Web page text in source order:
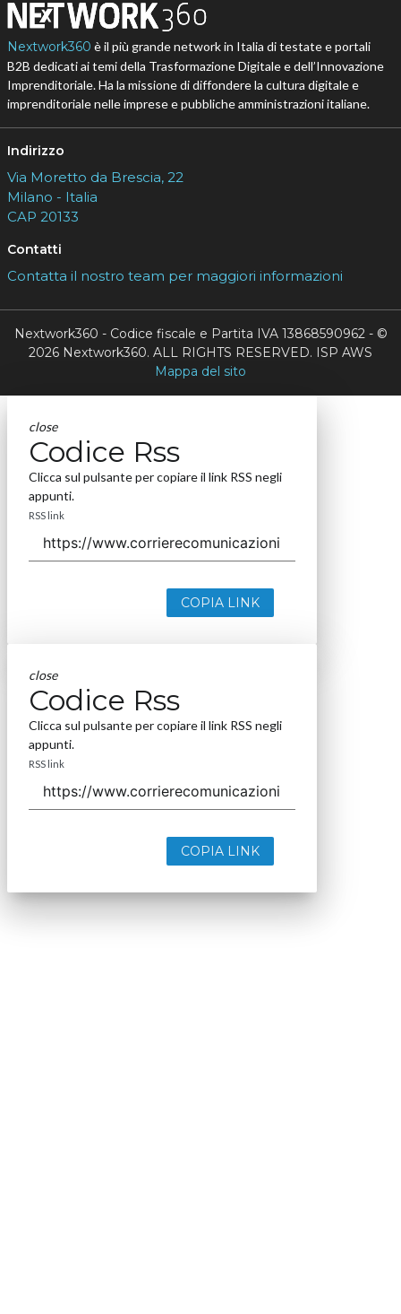
Nextwork360 è il più grande network in Italia di testate e portali
B2B dedicati ai temi della Trasformazione Digitale e dell’Innovazione
Imprenditoriale. Ha la missione di diffondere la cultura digitale e
imprenditoriale nelle imprese e pubbliche amministrazioni italiane.
Indirizzo
Via Moretto da Brescia, 22
Milano - Italia
CAP 20133
Contatti
Contatta il nostro team per maggiori informazioni
Nextwork360 - Codice fiscale e Partita IVA 13868590962 - ©
2026 Nextwork360. ALL RIGHTS RESERVED. ISP AWS
Mappa del sito
close
Codice Rss
Clicca sul pulsante per copiare il link RSS negli
appunti.
RSS link
COPIA LINK
close
Codice Rss
Clicca sul pulsante per copiare il link RSS negli
appunti.
RSS link
COPIA LINK